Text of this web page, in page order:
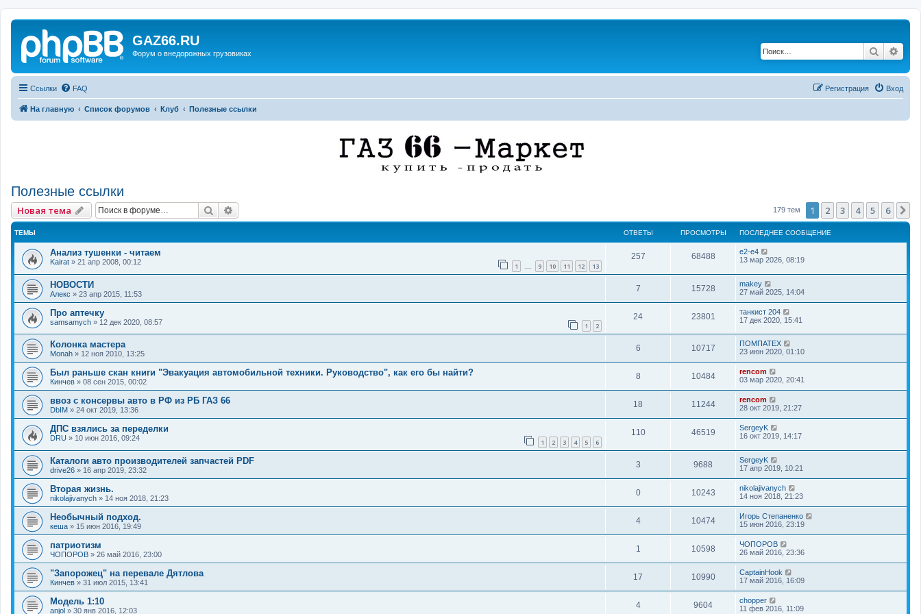
GAZ66.RU
Форум о внедорожных грузовиках Поиск
Ссылки FAQ Вход
Регистрация
На главную Список форумов Клуб Полезные ссылки
Полезные ссылки
Новая тема Поиск 179 тем 1 2 3 4 5 6
ТЕМЫ ОТВЕТЫ ПРОСМОТРЫ ПОСЛЕДНЕЕ СООБЩЕНИЕ
Анализ тушенки - читаем
Kairat » 21 апр 2008, 00:12 1 … 9 10 11 12 13
257 68488
e2-e4
13 мар 2026, 08:19
НОВОСТИ
Алекс » 23 апр 2015, 11:53
7 15728
makey
27 май 2025, 14:04
Про аптечку
samsamych » 12 дек 2020, 08:57 1 2
24 23801
танкист 204
17 дек 2020, 15:41
Колонка мастера
Monah » 12 ноя 2010, 13:25
6 10717
ПОМПАТЕХ
23 июн 2020, 01:10
Был раньше скан книги "Эвакуация автомобильной техники. Руководство", как его бы найти?
Кинчев » 08 сен 2015, 00:02
8 10484
rencom
03 мар 2020, 20:41
ввоз с консервы авто в РФ из РБ ГАЗ 66
DbIM » 24 окт 2019, 13:36
18 11244
rencom
28 окт 2019, 21:27
ДПС взялись за переделки
DRU » 10 июн 2016, 09:24 1 2 3 4 5 6
110 46519
SergeyK
16 окт 2019, 14:17
Каталоги авто производителей запчастей PDF
drive26 » 16 апр 2019, 23:32
3 9688
SergeyK
17 апр 2019, 10:21
Вторая жизнь.
nikolajivanych » 14 ноя 2018, 21:23
0 10243
nikolajivanych
14 ноя 2018, 21:23
Необычный подход.
кеша » 15 июн 2016, 19:49
4 10474
Игорь Степаненко
15 июн 2016, 23:19
патриотизм
ЧОПОРОВ » 26 май 2016, 23:00
1 10598
ЧОПОРОВ
26 май 2016, 23:36
"Запорожец" на перевале Дятлова
Кинчев » 31 июл 2015, 13:41
17 10990
CaptainHook
17 май 2016, 16:09
Модель 1:10
anjol » 30 янв 2016, 12:03
4 9604
chopper
11 фев 2016, 11:09